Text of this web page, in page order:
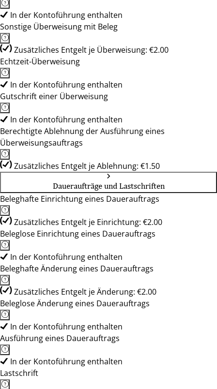
In der Kontoführung enthalten
Sonstige Überweisung mit Beleg
Zusätzliches Entgelt je Überweisung: €2.00
Echtzeit-Überweisung
In der Kontoführung enthalten
Gutschrift einer Überweisung
In der Kontoführung enthalten
Berechtigte Ablehnung der Ausführung eines
Überweisungsauftrags
Zusätzliches Entgelt je Ablehnung: €1.50
Daueraufträge und Lastschriften
Beleghafte Einrichtung eines Dauerauftrags
Zusätzliches Entgelt je Einrichtung: €2.00
Beleglose Einrichtung eines Dauerauftrags
In der Kontoführung enthalten
Beleghafte Änderung eines Dauerauftrags
Zusätzliches Entgelt je Änderung: €2.00
Beleglose Änderung eines Dauerauftrags
In der Kontoführung enthalten
Ausführung eines Dauerauftrags
In der Kontoführung enthalten
Lastschrift